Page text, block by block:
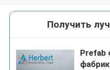
Получить
Prefab